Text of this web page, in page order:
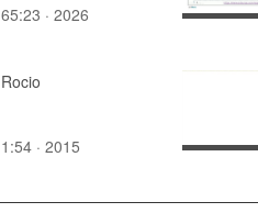
65:23 · 2026
Rocio
1:54 · 2015